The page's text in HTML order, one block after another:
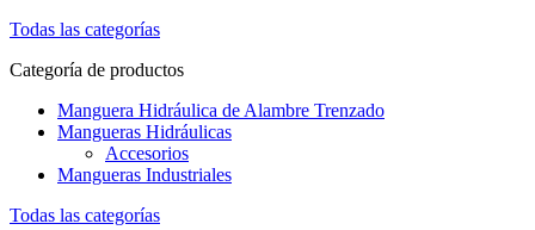
Todas las categorías
Categoría de productos
Manguera Hidráulica de Alambre Trenzado
Mangueras Hidráulicas
Accesorios
Mangueras Industriales
Todas las categorías